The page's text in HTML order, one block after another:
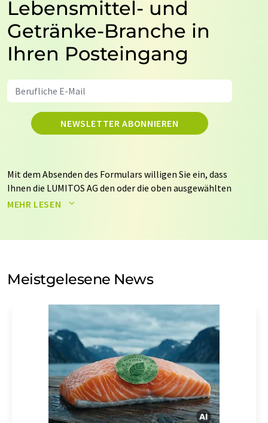
Lebensmittel- und
Getränke-Branche in
Ihren Posteingang
NEWSLETTER ABONNIEREN
Mit dem Absenden des Formulars willigen Sie ein, dass
Ihnen die LUMITOS AG den oder die oben ausgewählten
Newsletter per E-Mail zusendet. Ihre Daten werden
auf Basis unsererDatenschutzerklärung. LUMITOS darf
Meinungsforschung per E-Mail kontaktieren. Ihre
Einwilligung können Sie jederzeit ohne Angabe von
Str. 2, 12489 Berlin oder per E-Mail unter
widerruf@lumitos.commit Wirkung für die Zukunft
widerrufen. Zudem ist in jeder E-Mail ein Link zur
Abbestellung des entsprechenden Newsletters
enthalten.
MEHR LESEN
Meistgelesene News